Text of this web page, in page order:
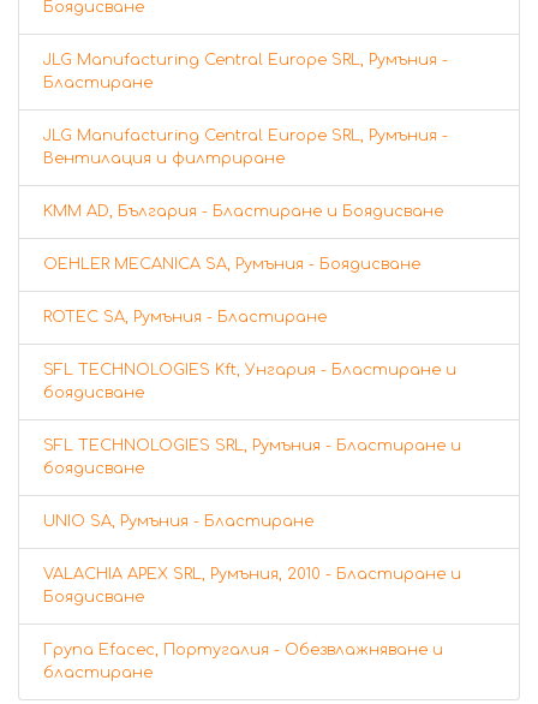
Боядисване
JLG Manufacturing Central Europe SRL, Румъния -
Бластиране
JLG Manufacturing Central Europe SRL, Румъния -
Вентилация и филтриране
KMM AD, България - Бластиране и Боядисване
OEHLER MECANICA SA, Румъния - Боядисване
ROTEC SA, Румъния - Бластиране
SFL TECHNOLOGIES Kft, Унгария - Бластиране и
боядисване
SFL TECHNOLOGIES SRL, Румъния - Бластиране и
боядисване
UNIO SA, Румъния - Бластиране
VALACHIA APEX SRL, Румъния, 2010 - Бластиране и
Боядисване
Група Efacec, Португалия - Обезвлажняване и
бластиране